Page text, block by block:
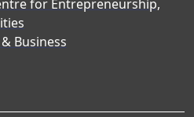
for Entrepreneurship,
Business